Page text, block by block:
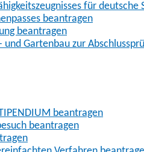
für
beantragen
beantragen
und Gartenbau zur
beantragen
beantragen